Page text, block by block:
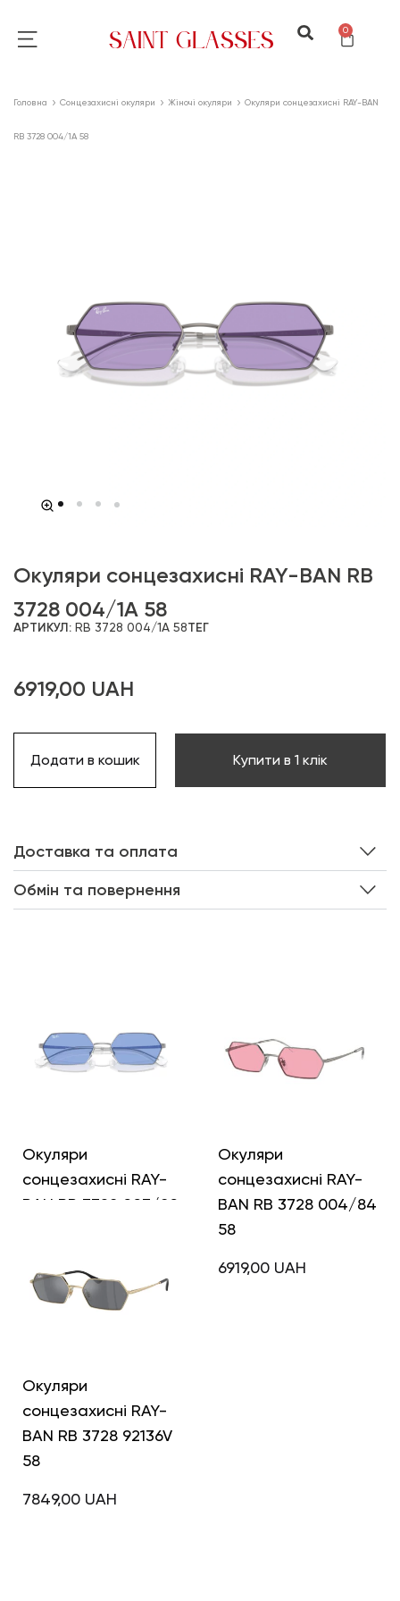
0
Головна Сонцезахисні окуляри Жіночі окуляри Окуляри сонцезахисні RAY-BAN
RB 3728 004/1A 58
Окуляри сонцезахисні RAY-BAN RB
3728 004/1A 58
АРТИКУЛ: RB 3728 004/1A 58ТЕГ
6919,00 UAH
Додати в кошик Купити в 1 клік
Доставка та оплата
Обмін та повернення
Інші кольори
Окуляри
сонцезахисні RAY-
BAN RB 3728 003/80
6919,00UAH
Окуляри
сонцезахисні RAY-
BAN RB 3728 004/84
58
6919,00 UAH
Окуляри
сонцезахисні RAY-
BAN RB 3728 92136V
58
7849,00 UAH